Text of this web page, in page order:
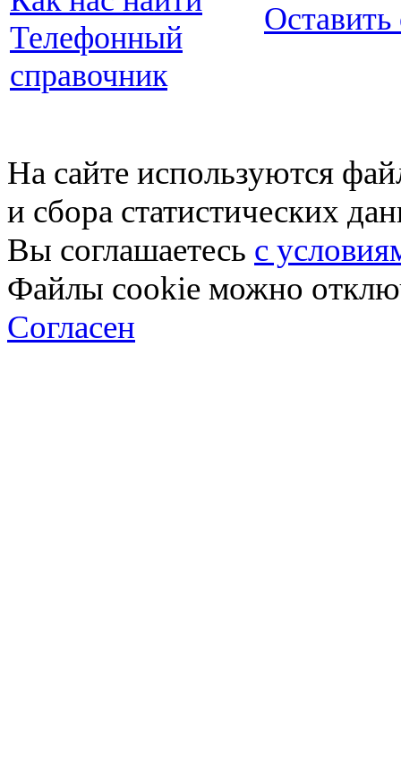
Телефонный
справочник
Оставить
На сайте используются
и сбора статистических
Вы соглашаетесь с
Файлы cookie можно
Согласен